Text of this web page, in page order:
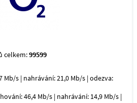
celkem:99599
Mb/s | nahrávání: 21,0 Mb/s | odezva:
46,4 Mb/s | nahrávání: 14,9 Mb/s |